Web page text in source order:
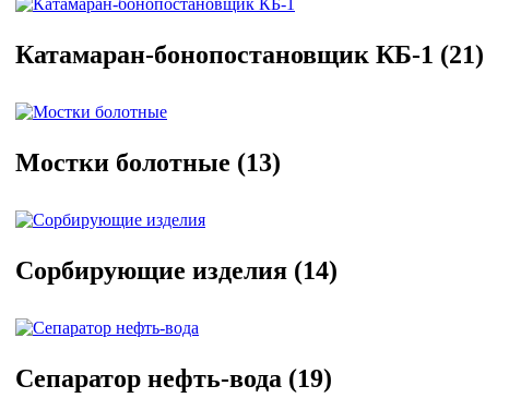
Катамаран-бонопостановщик КБ-1 (21)
Мостки болотные (13)
Сорбирующие изделия (14)
Сепаратор нефть-вода (19)